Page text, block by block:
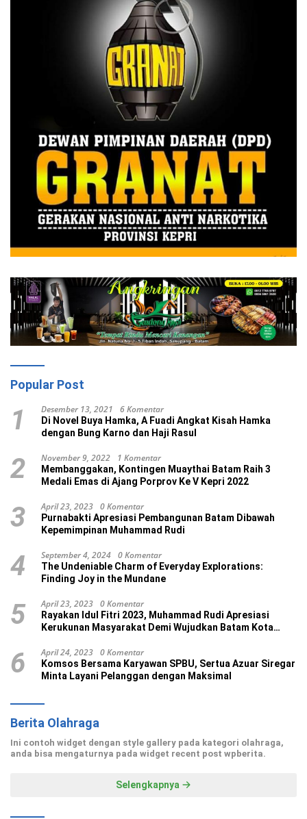
Popular Post
1 Desember 13, 2021 6 Komentar
Di Novel Buya Hamka, A Fuadi Angkat Kisah Hamka
dengan Bung Karno dan Haji Rasul
2 November 9, 2022 1 Komentar
Membanggakan, Kontingen Muaythai Batam Raih 3
Medali Emas di Ajang Porprov Ke V Kepri 2022
3 April 23, 2023 0 Komentar
Purnabakti Apresiasi Pembangunan Batam Dibawah
Kepemimpinan Muhammad Rudi
4 September 4, 2024 0 Komentar
The Undeniable Charm of Everyday Explorations:
Finding Joy in the Mundane
5 April 23, 2023 0 Komentar
Rayakan Idul Fitri 2023, Muhammad Rudi Apresiasi
Kerukunan Masyarakat Demi Wujudkan Batam Kota
6 April 24, 2023 0 Komentar
Komsos Bersama Karyawan SPBU, Sertua Azuar Siregar
Minta Layani Pelanggan dengan Maksimal
Berita Olahraga
Ini contoh widget dengan style gallery pada kategori olahraga,
anda bisa mengaturnya pada widget recent post wpberita.
Selengkapnya